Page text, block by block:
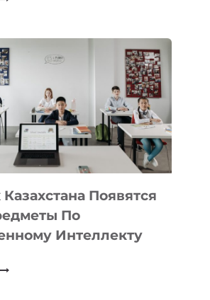
ПРОГРАММУ
Появятся
По
Интеллекту